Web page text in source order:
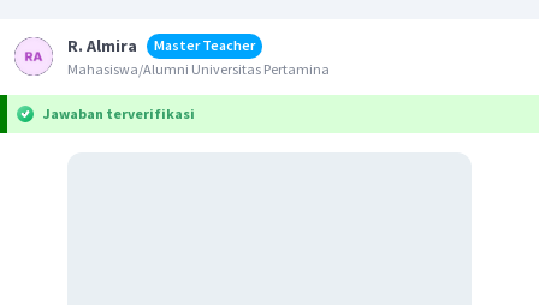
R. Almira
Master Teacher
Mahasiswa/Alumni Universitas Pertamina
Jawaban terverifikasi